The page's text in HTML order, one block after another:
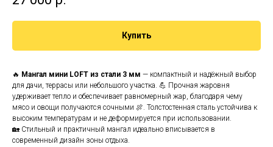
Купить
🔥 Мангал мини LOFT из стали 3 мм — компактный и надёжный выбор
для дачи, террасы или небольшого участка. 💪 Прочная жаровня
удерживает тепло и обеспечивает равномерный жар, благодаря чему
мясо и овощи получаются сочными 🍖. Толстостенная сталь устойчива к
высоким температурам и не деформируется при использовании.
🏡 Стильный и практичный мангал идеально вписывается в
современный дизайн зоны отдыха.